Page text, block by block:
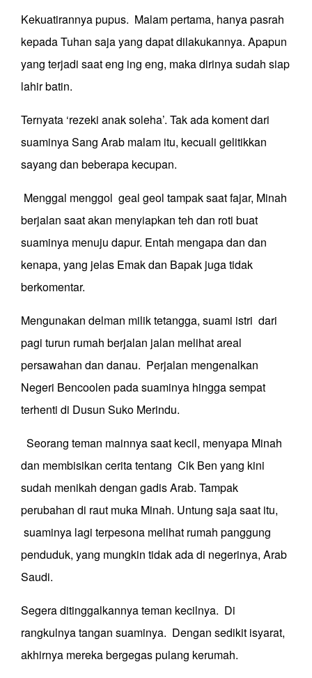
Kekuatirannya pupus. Malam pertama, hanya pasrah
kepada Tuhan saja yang dapat dilakukannya. Apapun
yang terjadi saat eng ing eng, maka dirinya sudah siap
lahir batin.
Ternyata ‘rezeki anak soleha’. Tak ada koment dari
suaminya Sang Arab malam itu, kecuali gelitikkan
sayang dan beberapa kecupan.
Menggal menggol geal geol tampak saat fajar, Minah
berjalan saat akan menyiapkan teh dan roti buat
suaminya menuju dapur. Entah mengapa dan dan
kenapa, yang jelas Emak dan Bapak juga tidak
berkomentar.
Mengunakan delman milik tetangga, suami istri dari
pagi turun rumah berjalan jalan melihat areal
persawahan dan danau. Perjalan mengenalkan
Negeri Bencoolen pada suaminya hingga sempat
terhenti di Dusun Suko Merindu.
Seorang teman mainnya saat kecil, menyapa Minah
dan membisikan cerita tentang Cik Ben yang kini
sudah menikah dengan gadis Arab. Tampak
perubahan di raut muka Minah. Untung saja saat itu,
suaminya lagi terpesona melihat rumah panggung
penduduk, yang mungkin tidak ada di negerinya, Arab
Saudi.
Segera ditinggalkannya teman kecilnya. Di
rangkulnya tangan suaminya. Dengan sedikit isyarat,
akhirnya mereka bergegas pulang kerumah.